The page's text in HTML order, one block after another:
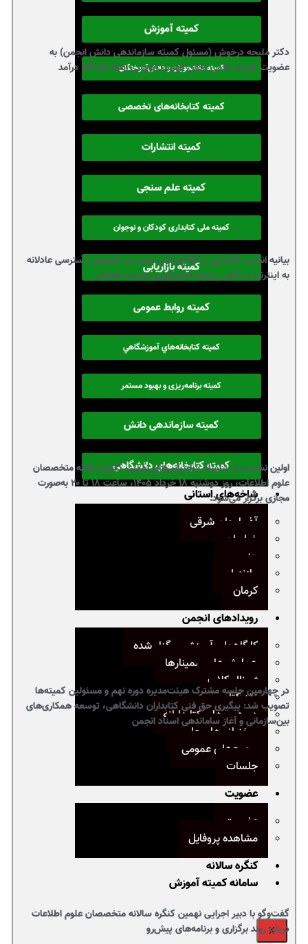
کمیته آموزش
کمیته دانشجویان و دانش‌آموختگان
کمیته کتابخانه‌های تخصصی
کمیته انتشارات
کمیته علم سنجی
کمیته ملی کتابداری کودکان و نوجوان
کمیته بازاریابی
کمیته روابط عمومی
كميته كتابخانه‌هاي آموزشگاهي
کمیته برنامه‌ریزی و بهبود مستمر
کمیته سازماندهی دانش
کمیته کتابخانه‌های دانشگاهی
شاخه‌های استانی
آذربایجان شرقی
خراسان
جنوب
مازندران
کرمان
رویدادهای انجمن
کارگاههای آموزشی برگزار شده
همایش‌ها و سمینارها
ژورنال کلاب
نقد کتاب
دورهمی‌های کتابدارانه
سخنرانی‌های علمی
مجمع‌های عمومی
جلسات
عضویت
عضویت
مشاهده پروفایل
کنگره سالانه
سامانه کمیته آموزش
X
دکتر ملیحه درخوش (مسئول کمیته سازماندهی دانش انجمن) به
عضویت کمیته دائمی بخش فهرست‌نویسی ایفلا (IFLA) درآمد
بیانیه انجمن کتابداری و اطلاع‌رسانی ایران در خصوص دسترسی عادلانه
به اینترنت و نگرانی درباره شکل‌گیری اینترنت طبقاتی
اولین نشست از سلسله سخنرانی‌های نهمین کنگره سالانه متخصصان
علوم اطلاعات، روز دوشنبه ۱۸ خرداد ۱۴۰۵، ساعت ۱۸ تا ۲۰ به‌صورت
مجازی برگزار می‌شود.
در چهارمین جلسه مشترک هیئت‌مدیره دوره نهم و مسئولین کمیته‌ها
تصویب شد: پیگیری حق فنی کتابداران دانشگاهی، توسعه همکاری‌های
بین‌سازمانی و آغاز ساماندهی اسناد انجمن
گفت‌وگو با دبیر اجرایی نهمین کنگره سالانه متخصصان علوم اطلاعات
درباره روند برگزاری و برنامه‌های پیش‌رو